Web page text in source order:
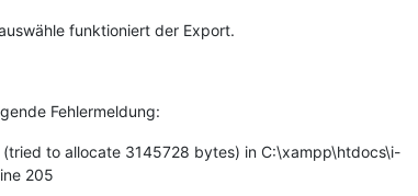
funktioniert der Export.
Fehlermeldung:
to allocate 3145728 bytes) in C:\xampp\htdocs\i-
205